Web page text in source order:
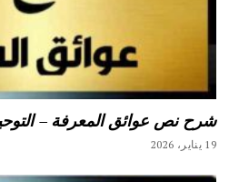
شرح نص عوائق المعرفة –
19 يناير، 2026